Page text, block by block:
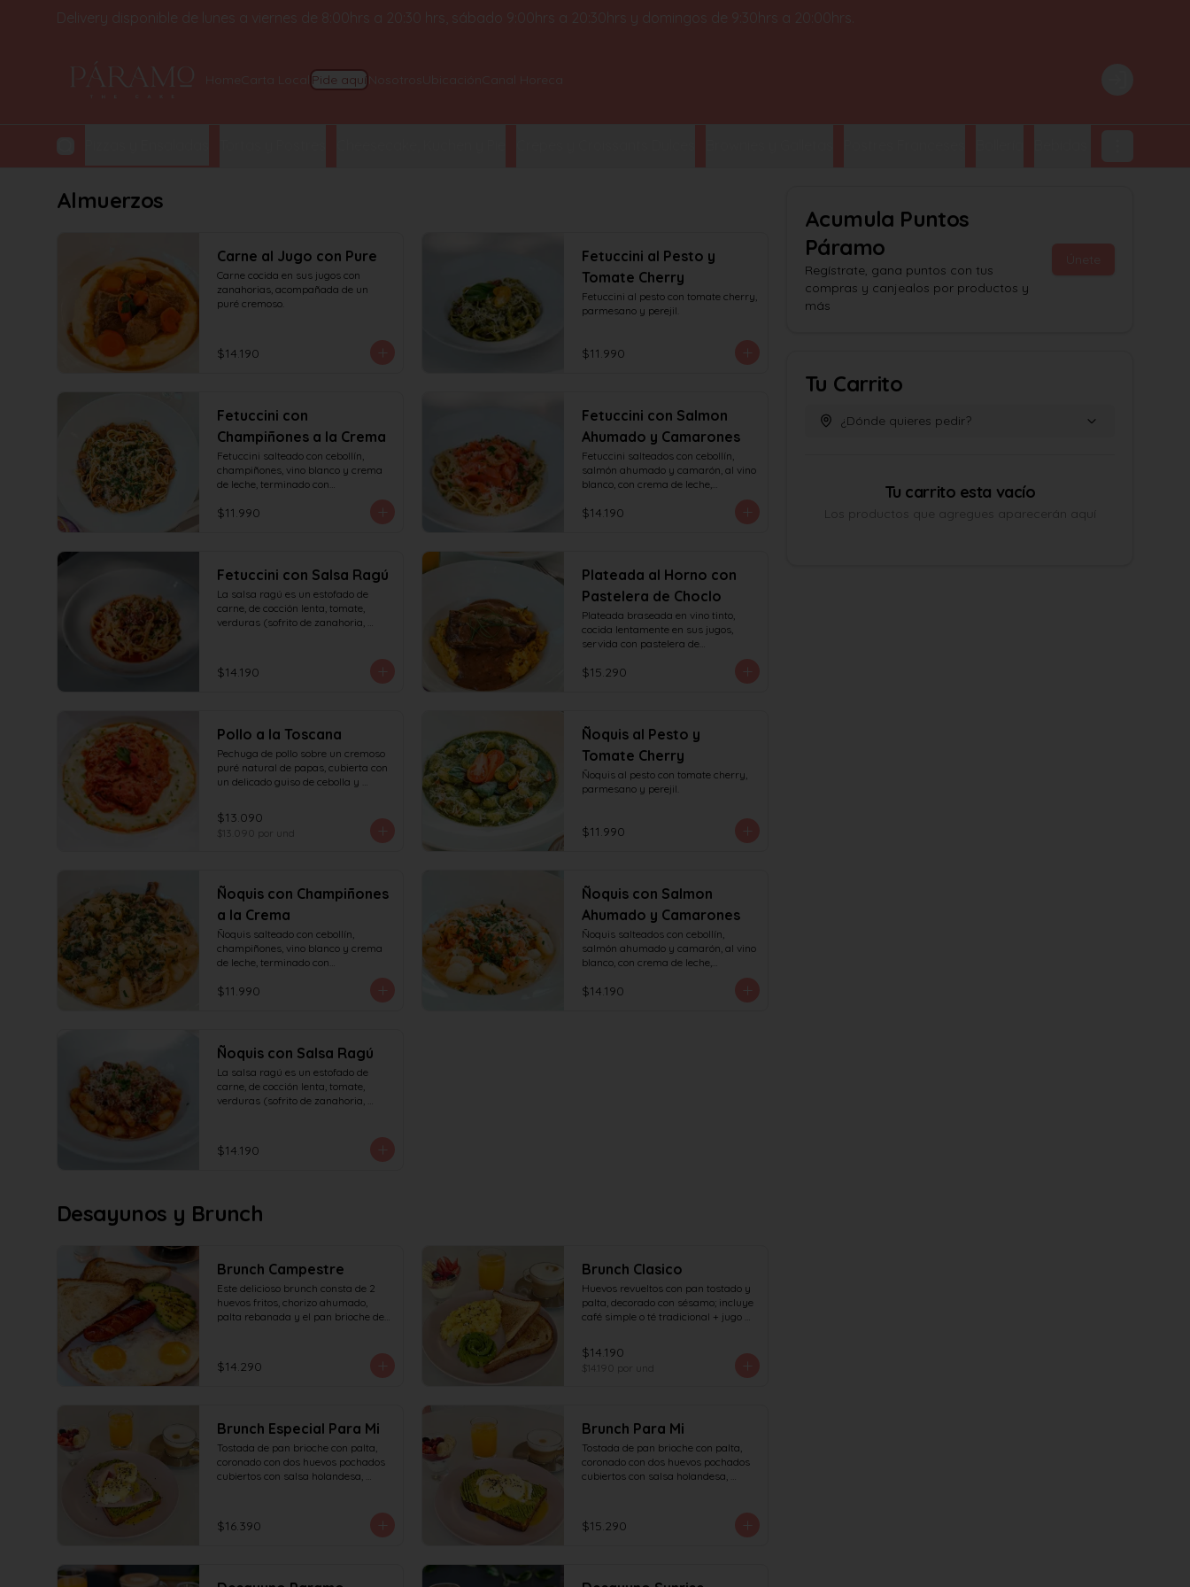
Delivery disponible de lunes a viernes de 8:00hrs a 20:30 hrs, sábado 9:00hrs a 20:30hrs y domingos de 9:30hrs a 20:00hrs.
Home Carta Local Pide aquí Nosotros Ubicación Canal Horeca
Almuerzos
Carne al Jugo con Pure
Carne cocida en sus jugos con
zanahorias, acompañada de un
puré cremoso.
$14.190
Fetuccini al Pesto y
Tomate Cherry
Fetuccini al pesto con tomate cherry,
parmesano y perejil.
$11.990
Fetuccini con
Champiñones a la Crema
Fetuccini salteado con cebollín,
champiñones, vino blanco y crema
de leche, terminado con
$11.990
Fetuccini con Salmon
Ahumado y Camarones
Fetuccini salteados con cebollín,
salmón ahumado y camarón, al vino
blanco, con crema de leche,
$14.190
Fetuccini con Salsa Ragú
La salsa ragú es un estofado de
carne, de cocción lenta, tomate,
verduras (sofrito de zanahoria,
$14.190
Plateada al Horno con
Pastelera de Choclo
Plateada braseada en vino tinto,
cocida lentamente en sus jugos,
servida con pastelera de
$15.290
Pollo a la Toscana
Pechuga de pollo sobre un cremoso
puré natural de papas, cubierta con
un delicado guiso de cebolla y
lentamente con vino blanco y fondo
de verduras.
$13.090
$13.090 por und
Ñoquis al Pesto y
Tomate Cherry
Ñoquis al pesto con tomate cherry,
parmesano y perejil.
$11.990
Ñoquis con Champiñones
a la Crema
Ñoquis salteado con cebollín,
champiñones, vino blanco y crema
de leche, terminado con
$11.990
Ñoquis con Salmon
Ahumado y Camarones
Ñoquis salteados con cebollín,
salmón ahumado y camarón, al vino
blanco, con crema de leche,
$14.190
Ñoquis con Salsa Ragú
La salsa ragú es un estofado de
carne, de cocción lenta, tomate,
verduras (sofrito de zanahoria,
$14.190
Desayunos y Brunch
Brunch Campestre
Este delicioso brunch consta de 2
huevos fritos, chorizo ahumado,
palta rebanada y el pan brioche de
(el café puede ser doble por $1.000
adicionales) + yogur griego con
$14.290
Brunch Clasico
Huevos revueltos con pan tostado y
palta, decorado con sésamo; incluye
café simple o té tradicional + jugo
doble por $1.000 adicionales), +
yogur griego con granola y frutas de
estación.
$14.190
$14.190 por und
Brunch Especial Para Mi
Tostada de pan brioche con palta,
coronado con dos huevos pochados
cubiertos con salsa holandesa,
queso, prosciutto o tocino) incluye
café simple o té tradicional (el café
$16.390
Brunch Para Mi
Tostada de pan brioche con palta,
coronado con dos huevos pochados
cubiertos con salsa holandesa,
ser doble por $1.000 adicionales) +
jugo del día de 160ml + yogur griego
$15.290
Acumula Puntos
Páramo
Regístrate, gana puntos con tus
compras y canjealos por productos y
más
Únete
Tu Carrito
¿Dónde quieres pedir?
Tu carrito esta vacío
Los productos que agregues aparecerán aquí